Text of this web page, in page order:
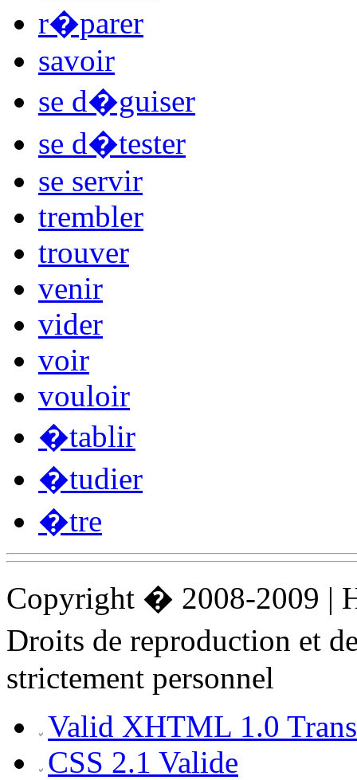
r�parer
savoir
se d�guiser
se d�tester
se servir
trembler
trouver
venir
vider
voir
vouloir
�tablir
�tudier
�tre
Copyright � 2008-2009 |
Droits de reproduction et
strictement personnel
Valid XHTML 1.0
CSS 2.1 Valide